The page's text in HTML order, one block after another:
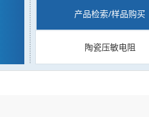
产品检索/样品购买
陶瓷压敏电阻